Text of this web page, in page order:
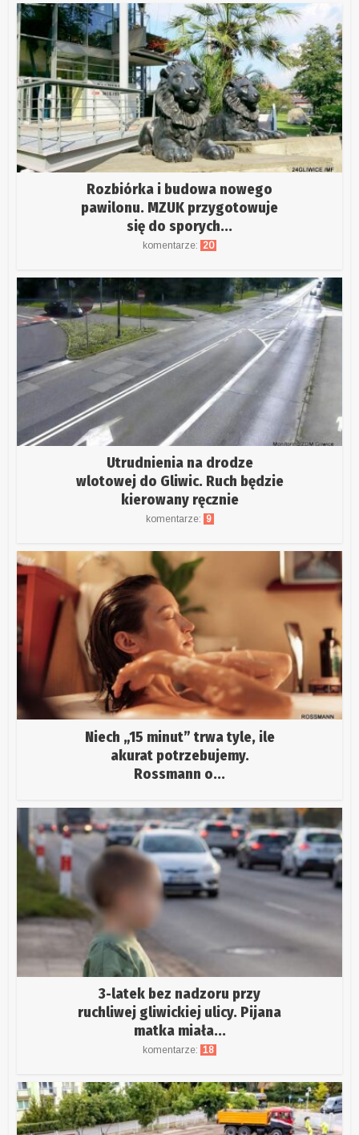
Rozbiórka i budowa nowego
pawilonu. MZUK przygotowuje
się do sporych...
komentarze: 20
Utrudnienia na drodze
wlotowej do Gliwic. Ruch będzie
kierowany ręcznie
komentarze: 9
Niech „15 minut” trwa tyle, ile
akurat potrzebujemy.
Rossmann o...
3-latek bez nadzoru przy
ruchliwej gliwickiej ulicy. Pijana
matka miała...
komentarze: 18